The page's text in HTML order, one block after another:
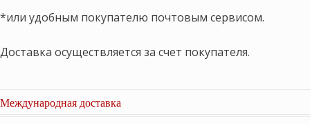
*или удобным покупателю почтовым сервисом.
Доставка осуществляется за счет покупателя.
Международная доставка